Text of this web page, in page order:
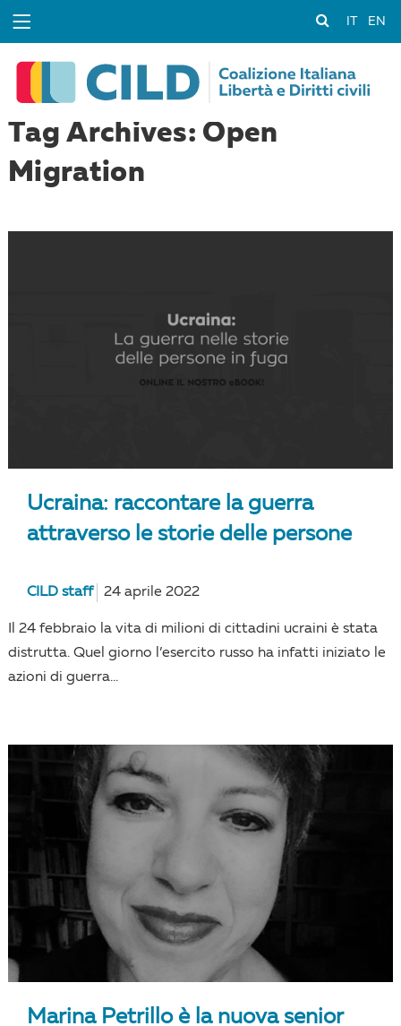
EN
Tag Archives: Open
Migration
Ucraina: raccontare la guerra
attraverso le storie delle persone
CILD staff 24 aprile 2022
Il 24 febbraio la vita di milioni di cittadini ucraini è stata
distrutta. Quel giorno l’esercito russo ha infatti iniziato le
azioni di guerra...
Marina Petrillo è la nuova senior